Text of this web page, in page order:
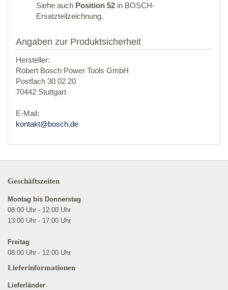
Siehe auch Position 52 in BOSCH-
Ersatzteilzeichnung.
Angaben zur Produktsicherheit
Hersteller:
Robert Bosch Power Tools GmbH
Postfach 30 02 20
70442 Stuttgart
E-Mail:
kontakt@bosch.de
Geschäftszeiten
Montag bis Donnerstag
08:00 Uhr - 12:00 Uhr
13:00 Uhr - 17:00 Uhr
Freitag
08:00 Uhr - 12:00 Uhr
Lieferinformationen
Lieferländer